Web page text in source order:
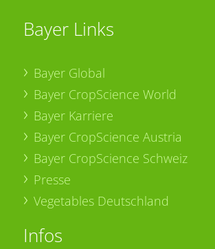
Bayer Links
Bayer Global
Bayer CropScience World
Bayer Karriere
Bayer CropScience Austria
Bayer CropScience Schweiz
Presse
Vegetables Deutschland
Infos